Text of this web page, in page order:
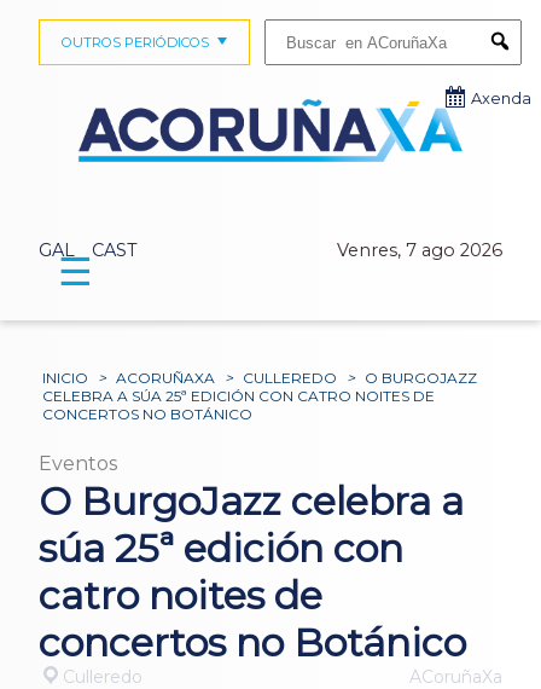
GAL CAST Venres, 7 ago 2026
OUTROS PERIÓDICOS
Axenda
☰
INICIO > ACORUÑAXA > CULLEREDO > O BURGOJAZZ
CELEBRA A SÚA 25ª EDICIÓN CON CATRO NOITES DE
CONCERTOS NO BOTÁNICO
Eventos
O BurgoJazz celebra a
súa 25ª edición con
catro noites de
concertos no Botánico
Culleredo ACoruñaXa